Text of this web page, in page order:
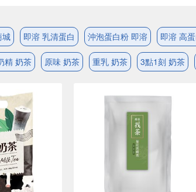
城 即溶 乳清蛋白 沖泡蛋白粉 即溶 即溶 高
精 奶茶 原味 奶茶 重乳 奶茶 3點1刻 奶茶